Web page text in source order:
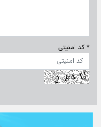
* کد امنیتی